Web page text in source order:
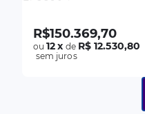
R$150.369,70
ou12x de R$ 12.530,80
sem juros